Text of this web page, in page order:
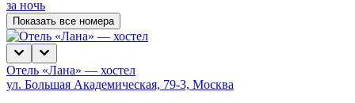
за ночь
Показать все номера
Отель «Лана» — хостел
ул. Большая Академическая, 79-3, Москва